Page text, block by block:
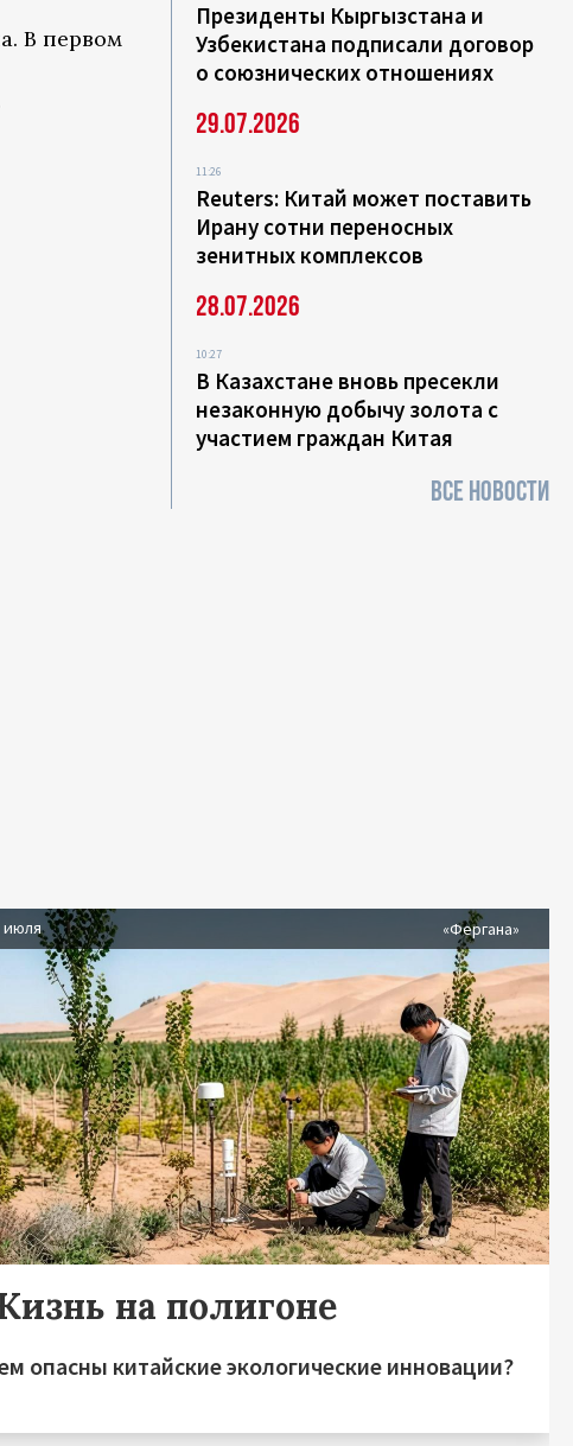
В первом
Президенты Кыргызстана и
Узбекистана подписали договор
о союзнических отношениях
29.07.2026
11:26
Reuters: Китай может поставить
Ирану сотни переносных
зенитных комплексов
28.07.2026
10:27
В Казахстане вновь пресекли
незаконную добычу золота с
участием граждан Китая
ВСЕ НОВОСТИ
июля «Фергана»
на полигоне
опасны китайские экологические инновации?